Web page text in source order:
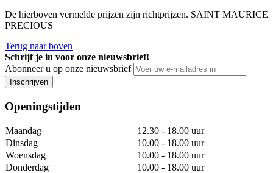
De hierboven vermelde prijzen zijn richtprijzen. SAINT MAURICE
PRECIOUS
Terug naar boven
Schrijf je in voor onze nieuwsbrief!
Abonneer u op onze nieuwsbrief
Inschrijven
Openingstijden
Maandag
12.30 - 18.00 uur
Dinsdag
10.00 - 18.00 uur
Woensdag
10.00 - 18.00 uur
Donderdag
10.00 - 18.00 uur